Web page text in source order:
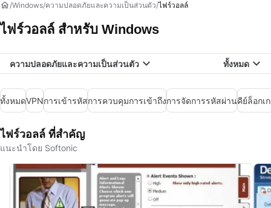
Windows ความปลอดภัยและความเป็นส่วนตัว ไฟร์วอลล์
ไฟร์วอลล์ สำหรับ Windows
ความปลอดภัยและความเป็นส่วนตัว ทั้งหมด
ทั้งหมดVPNการเข้ารหัสการควบคุมการเข้าถึงการจัดการรหัสผ่านคีย์ล็อกเ
ไฟร์วอลล์ ที่สำคัญ
แนะนำโดย Softonic